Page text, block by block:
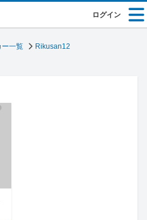
ログイン
ー一覧 Rikusan12